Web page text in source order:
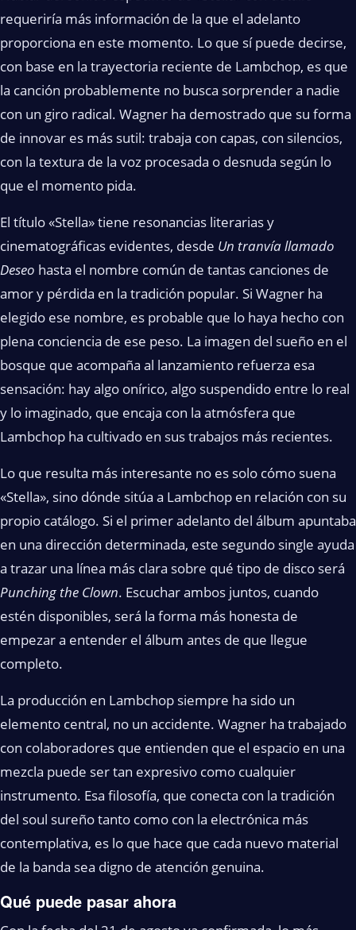
requeriría más información de la que el adelanto
proporciona en este momento. Lo que sí puede decirse,
con base en la trayectoria reciente de Lambchop, es que
la canción probablemente no busca sorprender a nadie
con un giro radical. Wagner ha demostrado que su forma
de innovar es más sutil: trabaja con capas, con silencios,
con la textura de la voz procesada o desnuda según lo
que el momento pida.
El título «Stella» tiene resonancias literarias y
cinematográficas evidentes, desde Un tranvía llamado
Deseo hasta el nombre común de tantas canciones de
amor y pérdida en la tradición popular. Si Wagner ha
elegido ese nombre, es probable que lo haya hecho con
plena conciencia de ese peso. La imagen del sueño en el
bosque que acompaña al lanzamiento refuerza esa
sensación: hay algo onírico, algo suspendido entre lo real
y lo imaginado, que encaja con la atmósfera que
Lambchop ha cultivado en sus trabajos más recientes.
Lo que resulta más interesante no es solo cómo suena
«Stella», sino dónde sitúa a Lambchop en relación con su
propio catálogo. Si el primer adelanto del álbum apuntaba
en una dirección determinada, este segundo single ayuda
a trazar una línea más clara sobre qué tipo de disco será
Punching the Clown. Escuchar ambos juntos, cuando
estén disponibles, será la forma más honesta de
empezar a entender el álbum antes de que llegue
completo.
La producción en Lambchop siempre ha sido un
elemento central, no un accidente. Wagner ha trabajado
con colaboradores que entienden que el espacio en una
mezcla puede ser tan expresivo como cualquier
instrumento. Esa filosofía, que conecta con la tradición
del soul sureño tanto como con la electrónica más
contemplativa, es lo que hace que cada nuevo material
de la banda sea digno de atención genuina.
Qué puede pasar ahora